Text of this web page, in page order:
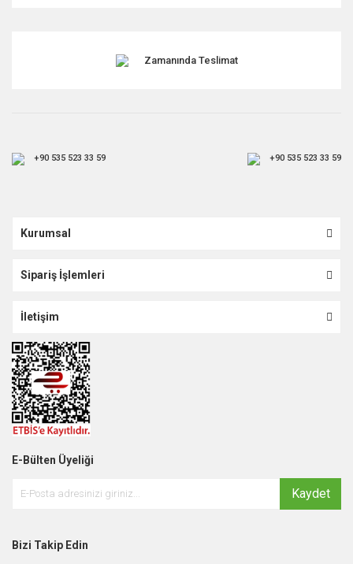
Zamanında Teslimat
+90 535 523 33 59 +90 535 523 33 59
Kurumsal
Sipariş İşlemleri
İletişim
E-Bülten Üyeliği
Kaydet
Bizi Takip Edin